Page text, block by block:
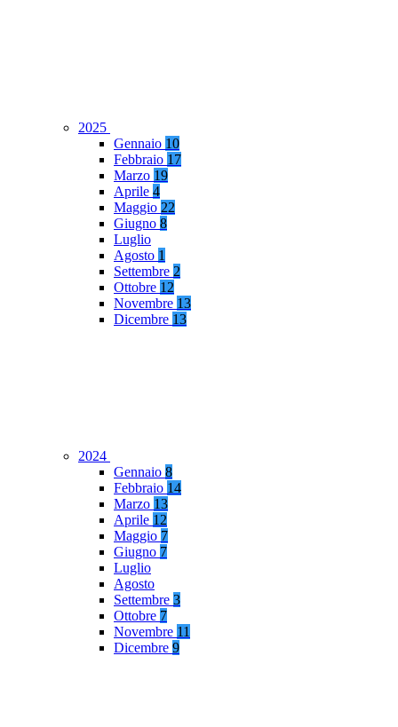
2025
Gennaio 10
Febbraio 17
Marzo 19
Aprile 4
Maggio 22
Giugno 8
Luglio
Agosto 1
Settembre 2
Ottobre 12
Novembre 13
Dicembre 13
2024
Gennaio 8
Febbraio 14
Marzo 13
Aprile 12
Maggio 7
Giugno 7
Luglio
Agosto
Settembre 3
Ottobre 7
Novembre 11
Dicembre 9